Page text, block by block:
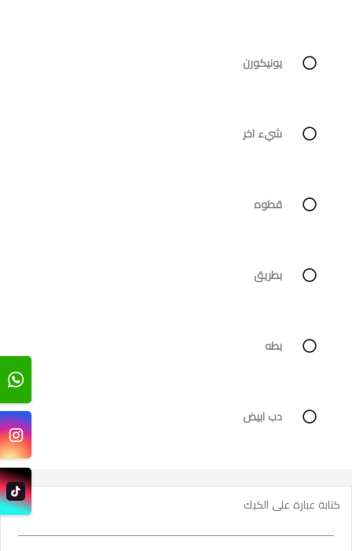
يونيكورن
شيء اخر
قطوه
بطريق
بطه
دب ابيض
كتابة عبارة على الكيك